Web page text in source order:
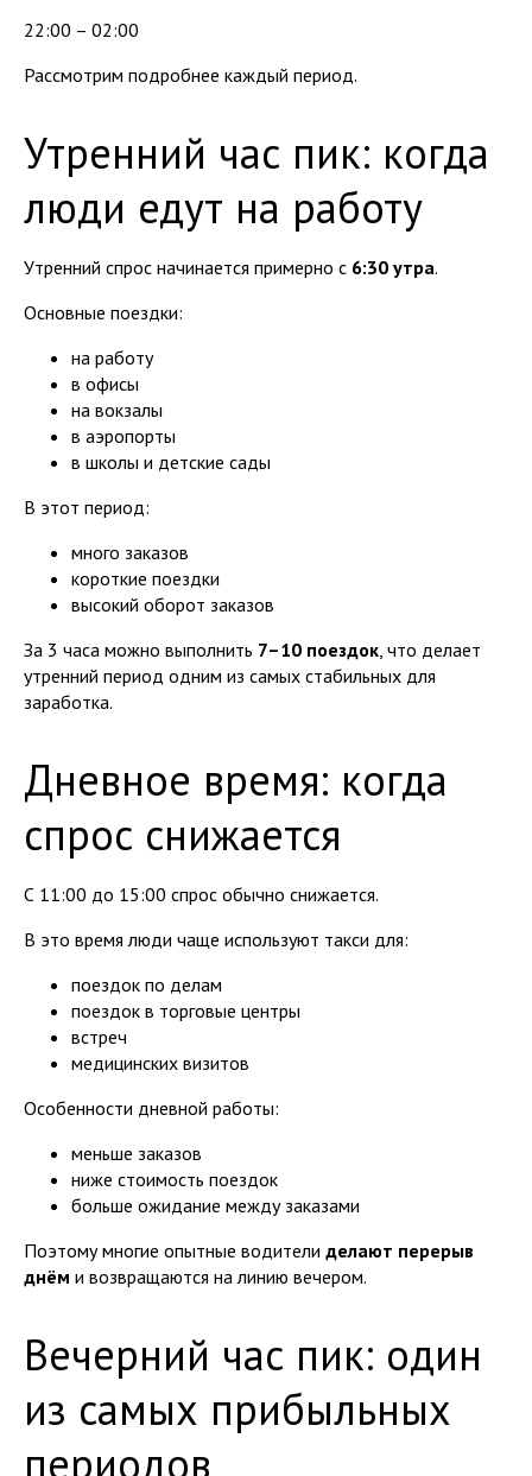
22:00 – 02:00
Рассмотрим подробнее каждый период.
Утренний час пик: когда
люди едут на работу
Утренний спрос начинается примерно с 6:30 утра.
Основные поездки:
на работу
в офисы
на вокзалы
в аэропорты
в школы и детские сады
В этот период:
много заказов
короткие поездки
высокий оборот заказов
За 3 часа можно выполнить 7–10 поездок, что делает
утренний период одним из самых стабильных для
заработка.
Дневное время: когда
спрос снижается
С 11:00 до 15:00 спрос обычно снижается.
В это время люди чаще используют такси для:
поездок по делам
поездок в торговые центры
встреч
медицинских визитов
Особенности дневной работы:
меньше заказов
ниже стоимость поездок
больше ожидание между заказами
Поэтому многие опытные водители делают перерыв
днём и возвращаются на линию вечером.
Вечерний час пик: один
из самых прибыльных
периодов